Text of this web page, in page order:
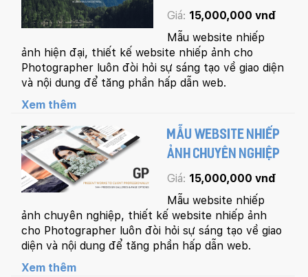
Giá: 15,000,000 vnđ
Mẫu website nhiếp
ảnh hiện đại, thiết kế website nhiếp ảnh cho
Photographer luôn đòi hỏi sự sáng tạo về giao diện
và nội dung để tăng phần hấp dẫn web.
Xem thêm
MẪU WEBSITE NHIẾP
ẢNH CHUYÊN NGHIỆP
Giá: 15,000,000 vnđ
Mẫu website nhiếp
ảnh chuyên nghiệp, thiết kế website nhiếp ảnh
cho Photographer luôn đòi hỏi sự sáng tạo về giao
diện và nội dung để tăng phần hấp dẫn web.
Xem thêm